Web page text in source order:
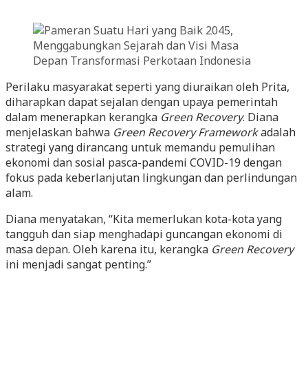
Perilaku masyarakat seperti yang diuraikan oleh Prita,
diharapkan dapat sejalan dengan upaya pemerintah
dalam menerapkan kerangka Green Recovery. Diana
menjelaskan bahwa Green Recovery Frameworkadalah
strategi yang dirancang untuk memandu pemulihan
ekonomi dan sosial pasca-pandemi COVID-19 dengan
fokus pada keberlanjutan lingkungan dan perlindungan
alam.
Diana menyatakan, “Kita memerlukan kota-kota yang
tangguh dan siap menghadapi guncangan ekonomi di
masa depan. Oleh karena itu, kerangka Green Recovery
ini menjadi sangat penting.”